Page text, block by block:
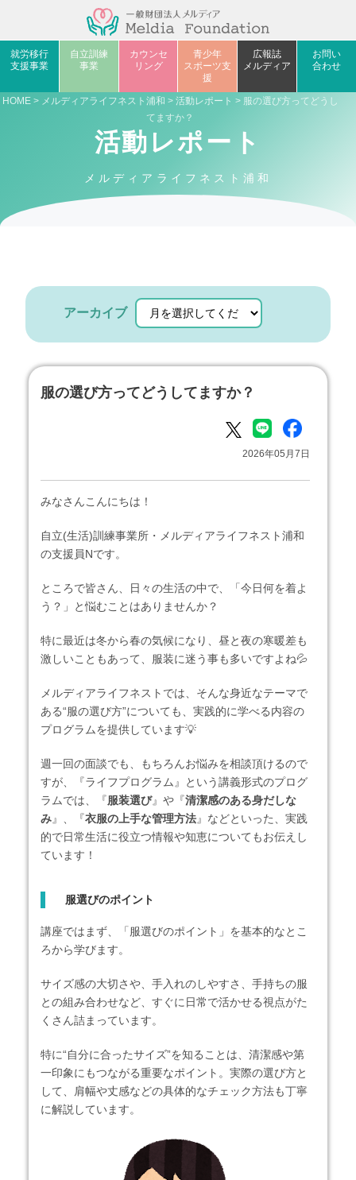
就労移行
支援事業
自立訓練
事業
カウンセ
リング
青少年
スポーツ支
援
広報誌
メルディア
お問い
合わせ
HOME> メルディアライフネスト浦和 > 活動レポート > 服の選び方ってどうし
てますか？
活動レポート
メルディアライフネスト浦和
アーカイブ
服の選び方ってどうしてますか？
2026年05月7日
みなさんこんにちは！
自立(生活)訓練事業所・メルディアライフネスト浦和
の支援員Nです。
ところで皆さん、日々の生活の中で、「今日何を着よ
う？」と悩むことはありませんか？
特に最近は冬から春の気候になり、昼と夜の寒暖差も
激しいこともあって、服装に迷う事も多いですよね💦
メルディアライフネストでは、そんな身近なテーマで
ある“服の選び方”についても、実践的に学べる内容の
プログラムを提供しています💡
週一回の面談でも、もちろんお悩みを相談頂けるので
すが、『ライフプログラム』という講義形式のプログ
ラムでは、『服装選び』や『清潔感のある身だしな
み』、『衣服の上手な管理方法』などといった、実践
的で日常生活に役立つ情報や知恵についてもお伝えし
ています！
服選びのポイント
講座ではまず、「服選びのポイント」を基本的なとこ
ろから学びます。
サイズ感の大切さや、手入れのしやすさ、手持ちの服
との組み合わせなど、すぐに日常で活かせる視点がた
くさん詰まっています。
特に“自分に合ったサイズ”を知ることは、清潔感や第
一印象にもつながる重要なポイント。実際の選び方と
して、肩幅や丈感などの具体的なチェック方法も丁寧
に解説しています。